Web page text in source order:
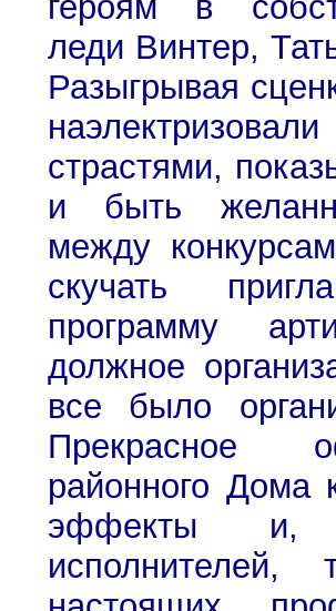
леди Винтер,
Разыгрывая
страстями,
и быть
между
скучать
программу
должное
все было
Прекрасное
районного Дома
эффекты и,
исполнителей,